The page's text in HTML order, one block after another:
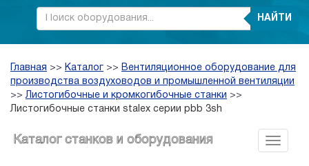
НАЙТИ
Главная >> Каталог >> Вентиляционное оборудование для
производства воздуховодов и промышленной вентиляции
>>Листогибочные и кромкогибочные станки >>
Листогибочные станки stalex серии pbb 3sh
Каталог станков и оборудования